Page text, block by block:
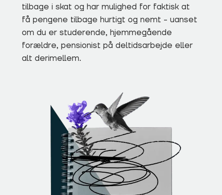
tilbage i skat og har mulighed for faktisk at
få pengene tilbage hurtigt og nemt - uanset
om du er studerende, hjemmegående
forældre, pensionist på deltidsarbejde eller
alt derimellem.